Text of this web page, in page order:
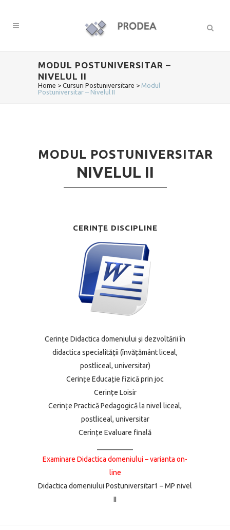
MODUL POSTUNIVERSITAR –
NIVELUL II
Home > Cursuri Postuniversitare > Modul
Postuniversitar – Nivelul II
MODUL POSTUNIVERSITAR
NIVELUL II
CERINȚE DISCIPLINE
Cerințe Didactica domeniului şi dezvoltării în
didactica specialităţii (învăţământ liceal,
postliceal, universitar)
Cerințe Educație fizică prin joc
Cerințe Loisir
Cerințe Practică Pedagogică la nivel liceal,
postliceal, universitar
Cerințe Evaluare finală
Examinare Didactica domeniului – varianta on-
line
Didactica domeniului Postuniversitar1 – MP nivel
II